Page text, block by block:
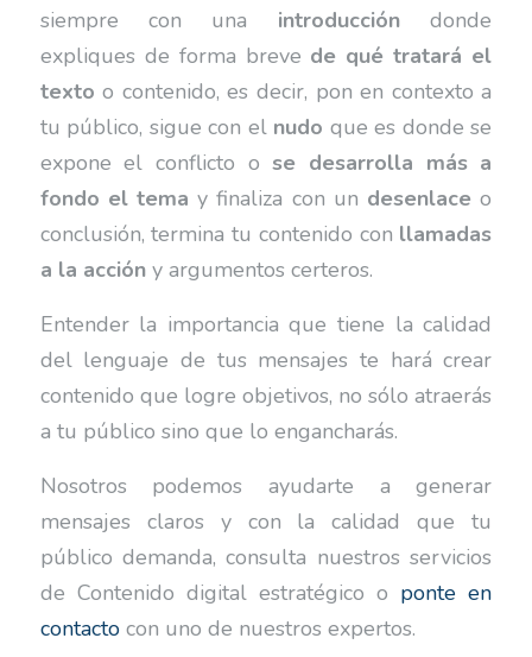
siempre con una introduccióndonde
expliques de forma breve de qué tratará el
texto o contenido, es decir, pon en contexto a
tu público, sigue con el nudo que es donde se
expone el conflicto ose desarrolla más a
fondo el tema y finaliza con un desenlaceo
conclusión, termina tu contenido con llamadas
a la accióny argumentos certeros.
Entender la importancia que tiene la calidad
del lenguaje de tus mensajes te hará crear
contenido que logre objetivos, no sólo atraerás
a tu público sino que lo engancharás.
Nosotros podemos ayudarte a generar
mensajes claros y con la calidad que tu
público demanda, consulta nuestros servicios
de Contenido digital estratégico o ponte en
contactocon uno de nuestros expertos.